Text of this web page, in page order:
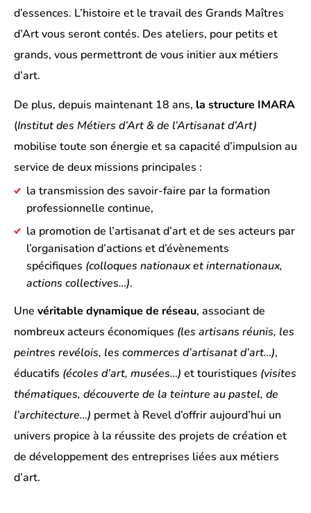
d’essences. L’histoire et le travail des Grands Maîtres
d’Art vous seront contés. Des ateliers, pour petits et
grands, vous permettront de vous initier aux métiers
d’art.
De plus, depuis maintenant 18 ans, la structure IMARA
(Institut des Métiers d’Art & de l’Artisanat d’Art)
mobilise toute son énergie et sa capacité d’impulsion au
service de deux missions principales :
la transmission des savoir-faire par la formation
professionnelle continue,
la promotion de l’artisanat d’art et de ses acteurs par
l’organisation d’actions et d’évènements
spécifiques (colloques nationaux et internationaux,
actions collectives…).
Une véritable dynamique de réseau, associant de
nombreux acteurs économiques (les artisans réunis, les
peintres revélois, les commerces d’artisanat d’art…),
éducatifs (écoles d’art, musées…) et touristiques (visites
thématiques, découverte de la teinture au pastel, de
l’architecture…) permet à Revel d’offrir aujourd’hui un
univers propice à la réussite des projets de création et
de développement des entreprises liées aux métiers
d’art.